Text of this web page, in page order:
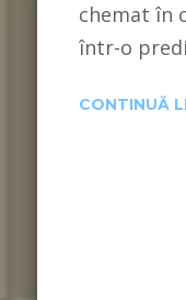
chemat în
într-o
CONTINUĂ